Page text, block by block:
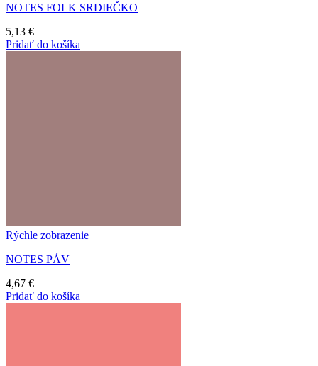
NOTES FOLK SRDIEČKO
5,13 €
Pridať do košíka
Rýchle zobrazenie
NOTES PÁV
4,67 €
Pridať do košíka